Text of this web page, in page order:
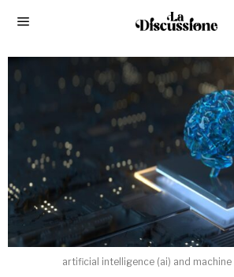
artificial intelligence (ai) and machine